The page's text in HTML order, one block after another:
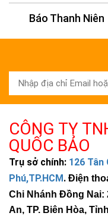
Báo Thanh Niên
CÔNG TY
QUỐC BẢO
Trụ sở chính: 126 Tân
Phú,TP.HCM . Điện
Chi Nhánh Đồng Nai:
An, TP. Biên Hòa,